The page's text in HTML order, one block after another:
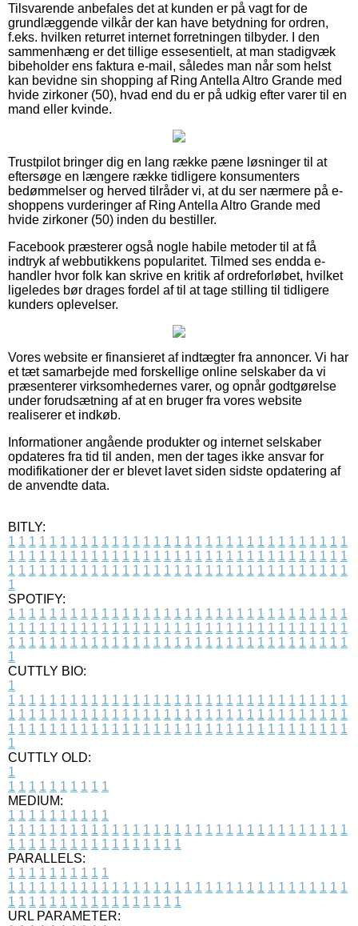
Tilsvarende anbefales det at kunden er på vagt for de
grundlæggende vilkår der kan have betydning for ordren,
f.eks. hvilken returret internet forretningen tilbyder. I den
sammenhæng er det tillige essesentielt, at man stadigvæk
bibeholder ens faktura e-mail, således man når som helst
kan bevidne sin shopping af Ring Antella Altro Grande med
hvide zirkoner (50), hvad end du er på udkig efter varer til en
mand eller kvinde.
Trustpilot bringer dig en lang række pæne løsninger til at
eftersøge en længere række tidligere konsumenters
bedømmelser og herved tilråder vi, at du ser nærmere på e-
shoppens vurderinger af Ring Antella Altro Grande med
hvide zirkoner (50) inden du bestiller.
Facebook præsterer også nogle habile metoder til at få
indtryk af webbutikkens popularitet. Tilmed ses endda e-
handler hvor folk kan skrive en kritik af ordreforløbet, hvilket
ligeledes bør drages fordel af til at tage stilling til tidligere
kunders oplevelser.
Vores website er finansieret af indtægter fra annoncer. Vi har
et tæt samarbejde med forskellige online selskaber da vi
præsenterer virksomhedernes varer, og opnår godtgørelse
under forudsætning af at en bruger fra vores website
realiserer et indkøb.
Informationer angående produkter og internet selskaber
opdateres fra tid til anden, men der tages ikke ansvar for
modifikationer der er blevet lavet siden sidste opdatering af
de anvendte data.
BITLY:
1 1 1 1 1 1 1 1 1 1 1 1 1 1 1 1 1 1 1 1 1 1 1 1 1 1 1 1 1 1 1 1 1
1 1 1 1 1 1 1 1 1 1 1 1 1 1 1 1 1 1 1 1 1 1 1 1 1 1 1 1 1 1 1 1 1
1 1 1 1 1 1 1 1 1 1 1 1 1 1 1 1 1 1 1 1 1 1 1 1 1 1 1 1 1 1 1 1 1
1
SPOTIFY:
1 1 1 1 1 1 1 1 1 1 1 1 1 1 1 1 1 1 1 1 1 1 1 1 1 1 1 1 1 1 1 1 1
1 1 1 1 1 1 1 1 1 1 1 1 1 1 1 1 1 1 1 1 1 1 1 1 1 1 1 1 1 1 1 1 1
1 1 1 1 1 1 1 1 1 1 1 1 1 1 1 1 1 1 1 1 1 1 1 1 1 1 1 1 1 1 1 1 1
1
CUTTLY BIO:
1
1 1 1 1 1 1 1 1 1 1 1 1 1 1 1 1 1 1 1 1 1 1 1 1 1 1 1 1 1 1 1 1 1
1 1 1 1 1 1 1 1 1 1 1 1 1 1 1 1 1 1 1 1 1 1 1 1 1 1 1 1 1 1 1 1 1
1 1 1 1 1 1 1 1 1 1 1 1 1 1 1 1 1 1 1 1 1 1 1 1 1 1 1 1 1 1 1 1 1
1
CUTTLY OLD:
1
1 1 1 1 1 1 1 1 1 1
MEDIUM:
1 1 1 1 1 1 1 1 1 1
1 1 1 1 1 1 1 1 1 1 1 1 1 1 1 1 1 1 1 1 1 1 1 1 1 1 1 1 1 1 1 1 1
1 1 1 1 1 1 1 1 1 1 1 1 1 1 1 1 1
PARALLELS:
1 1 1 1 1 1 1 1 1 1
1 1 1 1 1 1 1 1 1 1 1 1 1 1 1 1 1 1 1 1 1 1 1 1 1 1 1 1 1 1 1 1 1
1 1 1 1 1 1 1 1 1 1 1 1 1 1 1 1 1
URL PARAMETER: